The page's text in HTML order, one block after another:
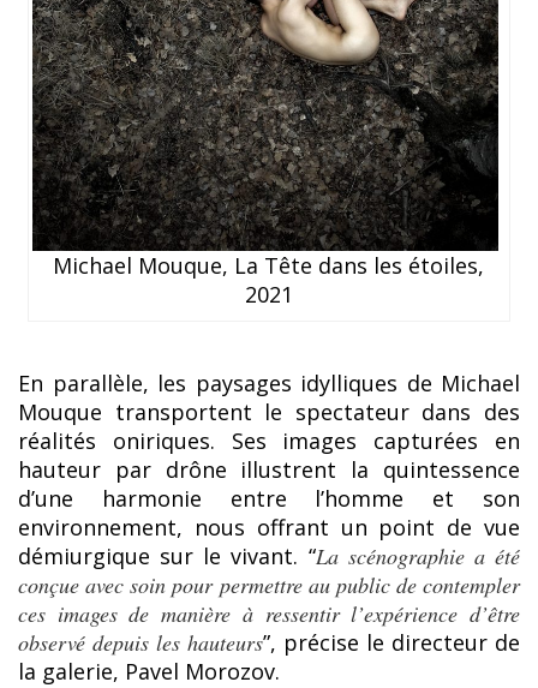
Michael Mouque, La Tête dans les étoiles,
2021
En parallèle, les paysages idylliques de Michael
Mouque transportent le spectateur dans des
réalités oniriques. Ses images capturées en
hauteur par drône illustrent la quintessence
d’une harmonie entre l’homme et son
environnement, nous offrant un point de vue
démiurgique sur le vivant. “La scénographie a été
conçue avec soin pour permettre au public de contempler
ces images de manière à ressentir l’expérience d’être
observé depuis les hauteurs”, précise le directeur de
la galerie, Pavel Morozov.